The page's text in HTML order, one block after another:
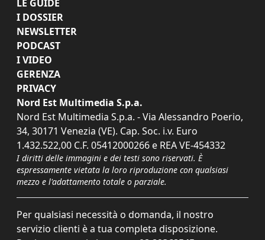
LE GUIDE
I DOSSIER
NEWSLETTER
PODCAST
I VIDEO
GERENZA
PRIVACY
Nord Est Multimedia S.p.a.
Nord Est Multimedia S.p.a. - Via Alessandro Poerio,
34, 30171 Venezia (VE). Cap. Soc. i.v. Euro
1.432.522,00 C.F. 05412000266 e REA VE-454332
I diritti delle immagini e dei testi sono riservati. È
espressamente vietata la loro riproduzione con qualsiasi
mezzo e l'adattamento totale o parziale.
Per qualsiasi necessità o domanda, il nostro
servizio clienti è a tua completa disposizione.